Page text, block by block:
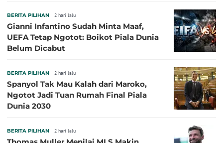
BERITA PILIHAN 2 hari lalu
Gianni Infantino Sudah Minta Maaf,
UEFA Tetap Ngotot: Boikot Piala Dunia
Belum Dicabut
BERITA PILIHAN 2 hari lalu
Spanyol Tak Mau Kalah dari Maroko,
Ngotot Jadi Tuan Rumah Final Piala
Dunia 2030
BERITA PILIHAN 2 hari lalu